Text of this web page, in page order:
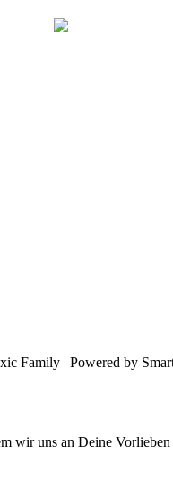
Family | Powered by
wir uns an Deine